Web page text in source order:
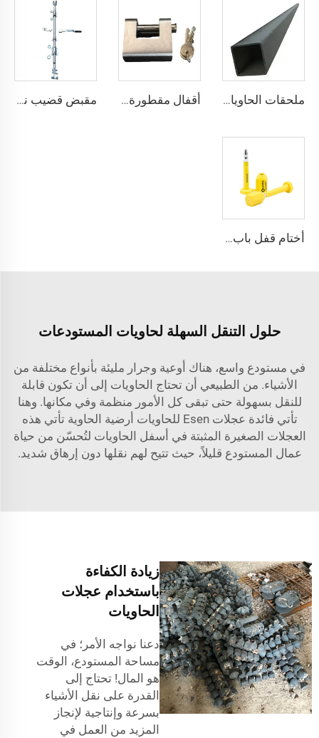
ملحقات الحاويات البحرية عالية الجودة، أنبوب مربع من الفولاذ، سكة جانبية علوية أقفال مقطورة حاويات الشحن البحري شديدة التحمل من Squire، أقفال أمان عالية الأمان، مقاس قفل للحاويات مقبض قضيب نظام قفل الباب مع مثبت قضيب قفل حاوية شحن البضائع الجافة
أختام قفل باب بلاستيكي لحاويات الشحن القريبة مني، مزودة بمسامير أمان عالية الجودة ISO 17712 لشاحنات المقطورات العالية
حلول التنقل السهلة لحاويات المستودعات
في مستودع واسع، هناك أوعية وجرار مليئة بأنواع مختلفة من
الأشياء. من الطبيعي أن تحتاج الحاويات إلى أن تكون قابلة
للنقل بسهولة حتى تبقى كل الأمور منظمة وفي مكانها. وهنا
تأتي فائدة عجلات Esen للحاويات
أرضية الحاوية تأتي هذه
العجلات الصغيرة المثبتة في أسفل الحاويات لتُحسّن من حياة
عمال المستودع قليلاً، حيث تتيح لهم نقلها دون إرهاق شديد.
زيادة الكفاءة
باستخدام عجلات
الحاويات
دعنا نواجه الأمر؛ في
مساحة المستودع، الوقت
هو المال! تحتاج إلى
القدرة على نقل الأشياء
بسرعة وإنتاجية لإنجاز
المزيد من العمل في